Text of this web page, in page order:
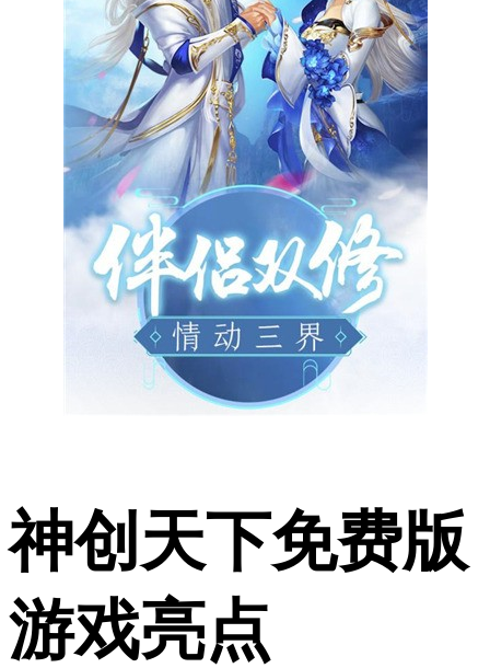
神创天下免费版
游戏亮点